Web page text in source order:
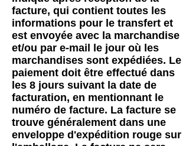
facture, qui contient toutes les
informations pour le transfert et
est envoyée avec la marchandise
et/ou par e-mail le jour où les
marchandises sont expédiées. Le
paiement doit être effectué dans
les 8 jours suivant la date de
facturation, en mentionnant le
numéro de facture. La facture se
trouve généralement dans une
enveloppe d'expédition rouge sur